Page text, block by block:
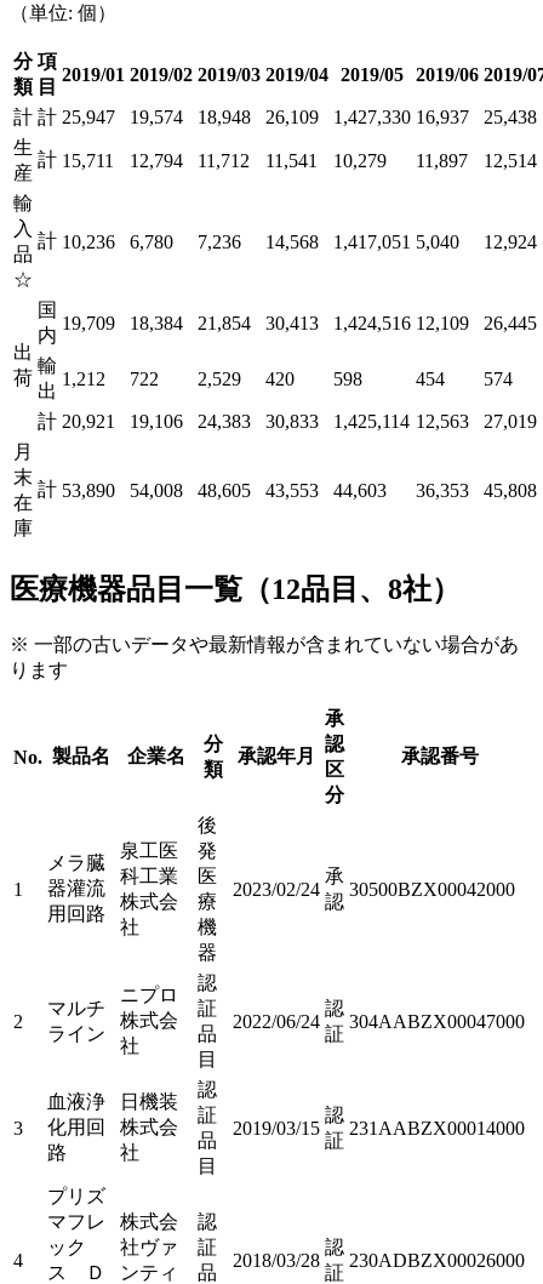
（単位: 個）
分
類
項
目
2019/01 2019/02 2019/03 2019/04 2019/05 2019/06 2019/
計 計 25,947 19,574 18,948 26,109 1,427,330 16,937
25,438
生
産
計 15,711 12,794 11,712 11,541 10,279 11,897 12,514
輸
入
品
☆
計 10,236 6,780 7,236 14,568 1,417,051 5,040 12,924
出
荷
国
内
19,709 18,384 21,854 30,413 1,424,516 12,109 26,445
輸
出
1,212 722 2,529 420 598 454 574
計 20,921 19,106 24,383 30,833 1,425,114 12,563
27,019
月
末
在
庫
計 53,890 54,008 48,605 43,553 44,603 36,353 45,808
医療機器品目一覧（12品目、8社）
※ 一部の古いデータや最新情報が含まれていない場合があ
ります
No. 製品名 企業名
分
類
承認年月
承
認
区
分
承認番号
1
メラ臓
器灌流
用回路
泉工医
科工業
株式会
社
後
発
医
療
機
器
2023/02/24
承
認
30500BZX00042000
2
マルチ
ライン
ニプロ
株式会
社
認
証
品
目
2022/06/24
認
証
304AABZX00047000
3
血液浄
化用回
路
日機装
株式会
社
認
証
品
目
2019/03/15
認
証
231AABZX00014000
4
プリズ
マフレ
ック
ス Ｄ
株式会
社ヴァ
ンティ
認
証
品
2018/03/28
認
証
230ADBZX00026000